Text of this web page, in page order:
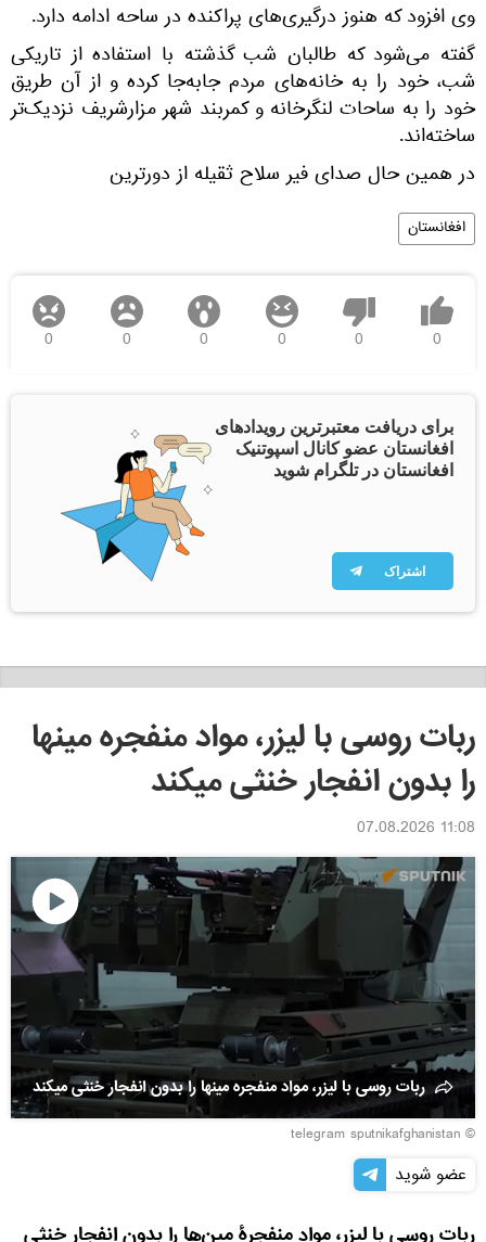
وی افزود که هنوز درگیری‌های پراکنده در ساحه ادامه دارد.
گفته می‌شود که طالبان شب گذشته با استفاده از تاریکی
شب، خود را به خانه‌های مردم جابه‌جا کرده و از آن طریق
خود را به ساحات لنگرخانه و کمربند شهر مزارشریف نزدیک‌تر
ساخته‌اند.
در همین حال صدای فیر سلاح ثقیله از دورترین
افغانستان
0
0
0
0
0
0
برای دریافت معتبرترین رویدادهای
افغانستان عضو کانال اسپوتنیک
افغانستان در تلگرام شوید
اشتراک
ربات روسی با لیزر، مواد منفجره مینها
را بدون انفجار خنثی میکند
11:08 07.08.2026
Play
ربات روسی با لیزر، مواد منفجره مینها را بدون انفجار خنثی میکند
© telegram sputnikafghanistan
عضو شوید
ربات روسی با لیزر، مواد منفجرهٔ مین‌ها را بدون انفجار خنثی